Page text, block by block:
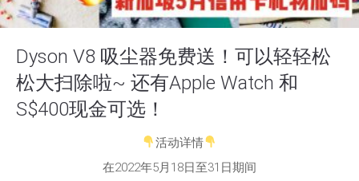
Dyson V8 吸尘器免费送！可以轻轻松
松大扫除啦~ 还有Apple Watch 和
S$400现金可选！
活动详情
在2022年5月18日至31日期间